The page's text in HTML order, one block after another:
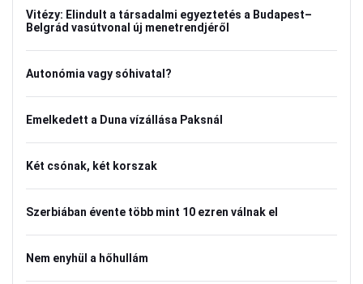
Vitézy: Elindult a társadalmi egyeztetés a Budapest–
Belgrád vasútvonal új menetrendjéről
Autonómia vagy sóhivatal?
Emelkedett a Duna vízállása Paksnál
Két csónak, két korszak
Szerbiában évente több mint 10 ezren válnak el
Nem enyhül a hőhullám